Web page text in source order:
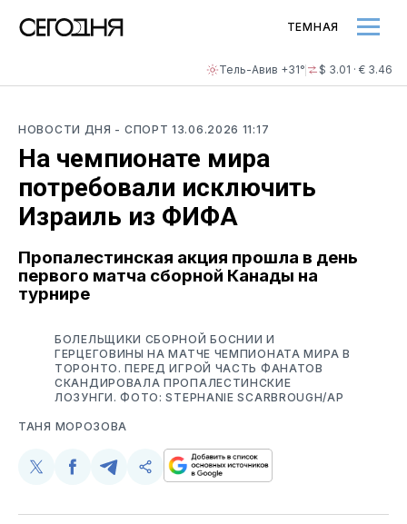
Тель-Авив +31° $ 3.01 · € 3.46
ТЕМНАЯ
НОВОСТИ ДНЯ - СПОРТ13.06.2026 11:17
На чемпионате мира
потребовали исключить
Израиль из ФИФА
Пропалестинская акция прошла в день
первого матча сборной Канады на
турнире
БОЛЕЛЬЩИКИ СБОРНОЙ БОСНИИ И
ГЕРЦЕГОВИНЫ НА МАТЧЕ ЧЕМПИОНАТА МИРА В
ТОРОНТО. ПЕРЕД ИГРОЙ ЧАСТЬ ФАНАТОВ
СКАНДИРОВАЛА ПРОПАЛЕСТИНСКИЕ
ЛОЗУНГИ. ФОТО: STEPHANIE SCARBROUGH/AP
ТАНЯ МОРОЗОВА
Поделиться
Twitter
Поделиться
Facebook
Поделиться
Telegram
Скопируйте
поделитесь